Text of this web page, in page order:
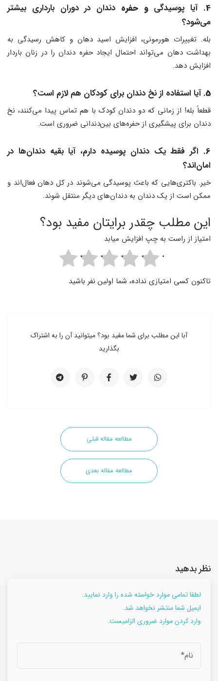
4. آیا پوسیدگی و حفره دندان در دوران بارداری بیشتر
می‌شود؟
بله. تغییرات هورمونی، افزایش اسید دهان و کاهش رسیدگی به
بهداشت دهان می‌تواند احتمال ایجاد حفره دندان را در زنان باردار
افزایش دهد.
5. آیا استفاده از نخ دندان برای کودکان هم لازم است؟
قطعاً بله! از زمانی که دو دندان کودک با هم تماس پیدا می‌کنند، نخ
دندان برای پیشگیری از حفره‌های بین‌دندانی ضروری است.
6. اگر فقط یک دندان پوسیده دارم، آیا بقیه دندان‌ها در
امان‌اند؟
خیر. باکتری‌هایی که باعث پوسیدگی می‌شوند در کل دهان فعال‌اند و
ممکن است از یک دندان به دندان‌های دیگر منتقل شوند.
این مطلب چقدر برایتان مفید بود؟
امتیاز از راست به چپ افزایش میابد
تاکنون کسی امتیازی نداده، شما اولین نفر باشید
آبا این مطلب برای شما مفید بود؟ میتوانید آن را به اشتراک
بگذارید
مطالعه مقاله قبلی
مطالعه مقاله بعدی
نظر بدهید
لطفا تمامی موارد خواسته شده را وارد نمایید.
ایمیل شما منتشر نخواهد شد.
وارد کردن موارد ضروری الزامیست.